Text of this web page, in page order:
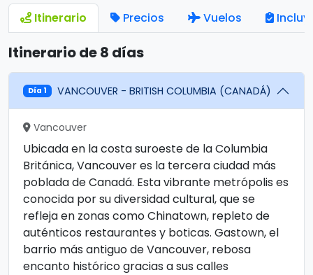
Itinerario Precios Vuelos
Itinerario de 8 días
Día 1 VANCOUVER - BRITISH COLUMBIA (CANADÁ)
Vancouver
Ubicada en la costa suroeste de la Columbia
Británica, Vancouver es la tercera ciudad más
poblada de Canadá. Esta vibrante metrópolis es
conocida por su diversidad cultural, que se
refleja en zonas como Chinatown, repleto de
auténticos restaurantes y boticas. Gastown, el
barrio más antiguo de Vancouver, rebosa
encanto histórico gracias a sus calles